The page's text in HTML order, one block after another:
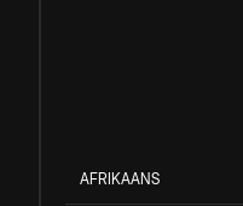
AFRIKAANS